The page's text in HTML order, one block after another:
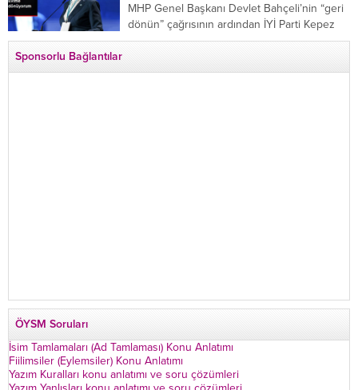
MHP Genel Başkanı Devlet Bahçeli’nin “geri
dönün” çağrısının ardından İYİ Parti Kepez
İlçe Başkan Yardımcısı Özgür Avcı “Evime
Sponsorlu Bağlantılar
ÖYSM Soruları
İsim Tamlamaları (Ad Tamlaması) Konu Anlatımı
Fiilimsiler (Eylemsiler) Konu Anlatımı
Yazım Kuralları konu anlatımı ve soru çözümleri